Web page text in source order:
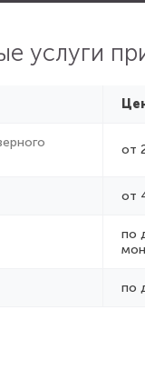
услуги
от
от
по
по